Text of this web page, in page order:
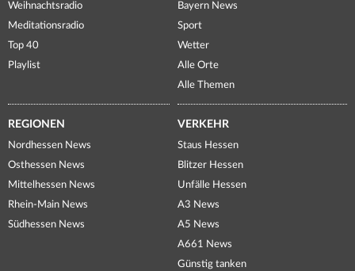
Weihnachtsradio
Meditationsradio
Top 40
Playlist
Bayern News
Sport
Wetter
Alle Orte
Alle Themen
REGIONEN
Nordhessen News
Osthessen News
Mittelhessen News
Rhein-Main News
Südhessen News
VERKEHR
Staus Hessen
Blitzer Hessen
Unfälle Hessen
A3 News
A5 News
A661 News
Günstig tanken